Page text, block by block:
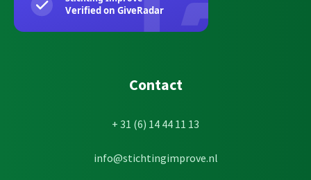
Contact
+ 31 (6) 14 44 11 13
info@stichtingimprove.nl